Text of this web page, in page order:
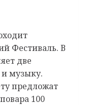
Фестиваль. В
две
музыку.
предложат
100